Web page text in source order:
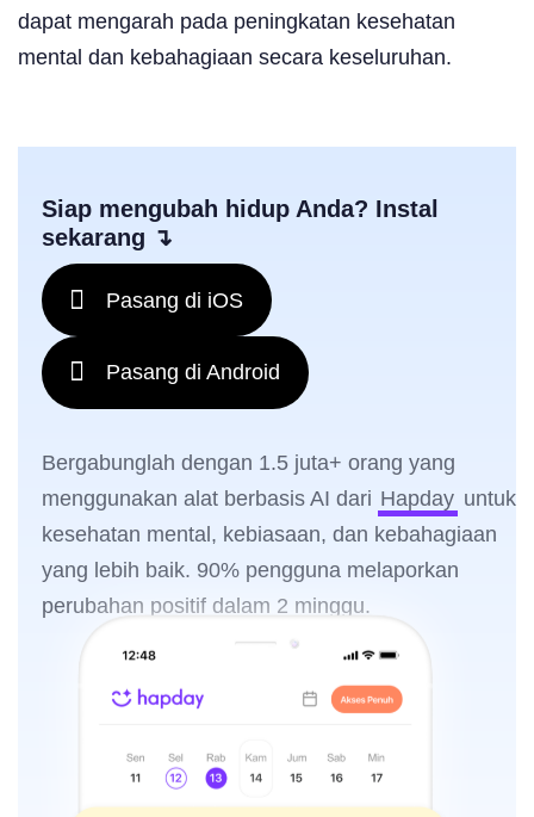
dapat mengarah pada peningkatan kesehatan
mental dan kebahagiaan secara keseluruhan.
Siap mengubah hidup Anda? Instal
sekarang ↴
Pasang di iOS
Pasang di Android
Bergabunglah dengan 1.5 juta+ orang yang
menggunakan alat berbasis AI dari Hapday untuk
kesehatan mental, kebiasaan, dan kebahagiaan
yang lebih baik. 90% pengguna melaporkan
perubahan positif dalam 2 minggu.